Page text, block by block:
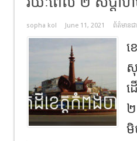
sopha kol June 11, 2021 ព័ត៌មានជ
ខ
សុ
ដ
២
មិ